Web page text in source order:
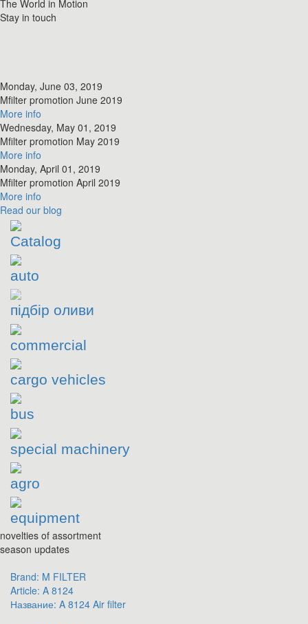
The World in Motion
Stay in touch
Monday, June 03, 2019
​Mfilter promotion June 2019
More info
Wednesday, May 01, 2019
​Mfilter promotion May 2019
More info
Monday, April 01, 2019
​Mfilter promotion April 2019
More info
Read our blog
Catalog
auto
підбір оливи
commercial
cargo vehicles
bus
special machinery
agro
equipment
novelties of assortment
season updates
Brand: M FILTER
Article: A 8124
Название: A 8124 Air filter